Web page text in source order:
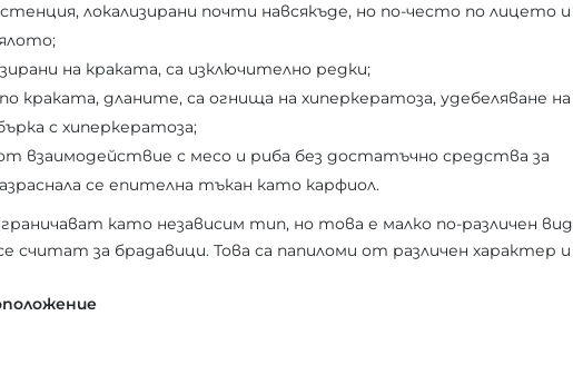
локализирани почти навсякъде, но по-често по лицето и
на краката, са изключително редки;
краката, дланите, са огнища на хиперкератоза, удебеляване на
с хиперкератоза;
взаимодействие с месо и риба без достатъчно средства за
се епителна тъкан като карфиол.
като независим тип, но това е малко по-различен вид
считат за брадавици. Това са папиломи от различен характер и